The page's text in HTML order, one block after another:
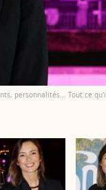
personnalités... Tout ce